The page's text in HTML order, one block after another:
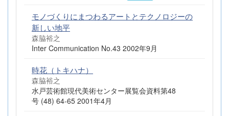
モノづくりにまつわるアートとテクノロジーの
新しい地平
森脇裕之
Inter Communication No.43 2002年9月
時花（トキハナ）
森脇裕之
水戸芸術館現代美術センター展覧会資料第48
号 (48) 64-65 2001年4月